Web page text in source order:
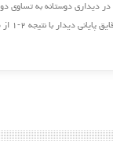
در دیداری دوستانه به تساوی
.